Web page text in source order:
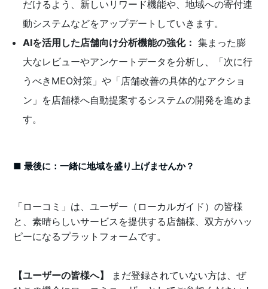
だけるよう、新しいリワード機能や、地域への寄付連
動システムなどをアップデートしていきます。
AIを活用した店舗向け分析機能の強化： 集まった膨
大なレビューやアンケートデータを分析し、「次に行
うべきMEO対策」や「店舗改善の具体的なアクショ
ン」を店舗様へ自動提案するシステムの開発を進めま
す。
■ 最後に：一緒に地域を盛り上げませんか？
「ローコミ」は、ユーザー（ローカルガイド）の皆様
と、素晴らしいサービスを提供する店舗様、双方がハッ
ピーになるプラットフォームです。
【ユーザーの皆様へ】
まだ登録されていない方は、ぜ